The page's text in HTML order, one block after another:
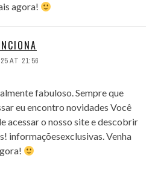
agora!
AT 21:56
fabuloso. Sempre que
eu encontro novidades Você
acessar o nosso site e descobrir
informaçõesexclusivas. Venha